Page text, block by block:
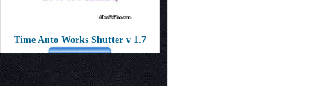
Time Auto Works Shutter v 1.7